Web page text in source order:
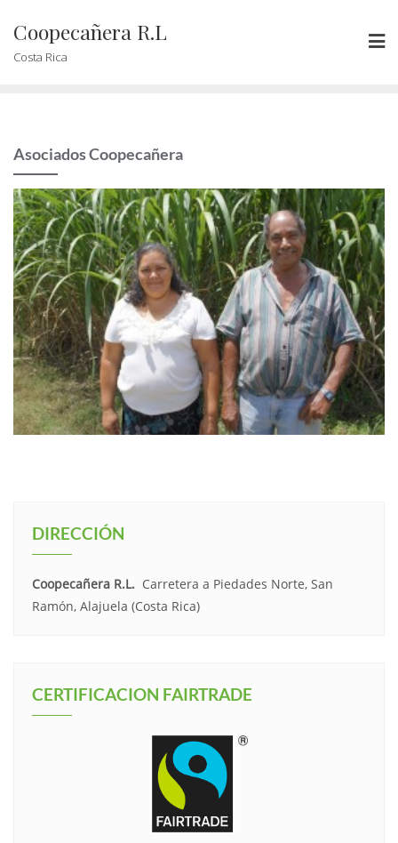
Coopecañera R.L
Costa Rica
Asociados Coopecañera
DIRECCIÓN
Coopecañera R.L. Carretera a Piedades Norte, San
Ramón, Alajuela (Costa Rica)
CERTIFICACION FAIRTRADE